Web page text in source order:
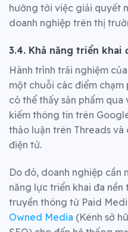
hướng tới việc giải quyết
doanh nghiệp trên thị
3.4. Khả năng triển khai
Hành trình trải nghiệm
một chuỗi các điểm
có thể thấy sản phẩm
kiếm thông tin trên
thảo luận trên Threads
điện tử.
Do đó, doanh nghiệp
năng lực triển khai đa
truyền thông từ Paid
Owned Media (Kênh sở